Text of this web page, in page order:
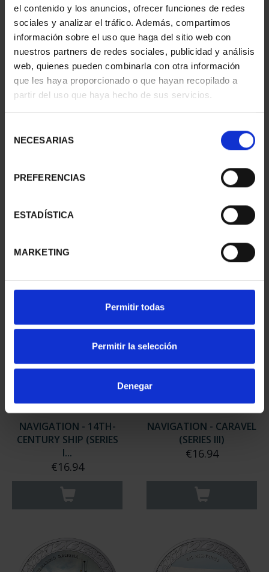
el contenido y los anuncios, ofrecer funciones de redes
sociales y analizar el tráfico. Además, compartimos
información sobre el uso que haga del sitio web con
nuestros partners de redes sociales, publicidad y análisis
web, quienes pueden combinarla con otra información
que les haya proporcionado o que hayan recopilado a
partir del uso que haya hecho de sus servicios.
NECESARIAS
PREFERENCIAS
ESTADÍSTICA
MARKETING
Permitir todas
Permitir la selección
Denegar
€16.94
IRONCLAD NUMANCIA
(...
CENTURY SPANISH
GALLEY...
NAVIGATION - 14TH-
CENTURY SHIP (SERIES
I...
€16.94
NAVIGATION - CARAVEL
(SERIES III)
€16.94